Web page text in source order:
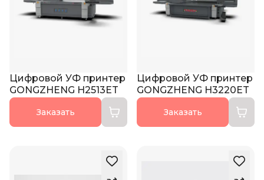
Цифровой УФ принтер
GONGZHENG H2513ET
Заказать
Цифровой УФ принтер
GONGZHENG H3220ET
Заказать